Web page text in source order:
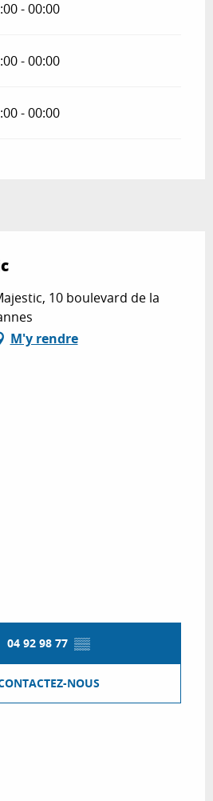
- 00:00
- 00:00
- 00:00
10 boulevard de la
M'y rendre
04 92 98 77 ▒▒
NOUS